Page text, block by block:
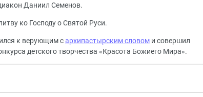
Даниил Семенов.
ко Господу о Святой Руси.
к верующим сархипастырским словом и совершил
детского творчества «Красота Божиего Мира».